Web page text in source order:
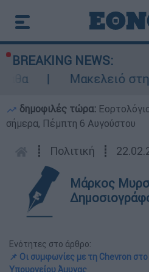
BREAKING NEWS:
Μακελειό στη
δημοφιλές τώρα:
σήμερα, Πέμπτη 6 Αυγούστου
┋ Πολιτική ┋
Μάρκος
Ενότητες στο άρθρο:
📌 Οι συμφωνίες με τη Chevron
Υπουργείου Άμυνας